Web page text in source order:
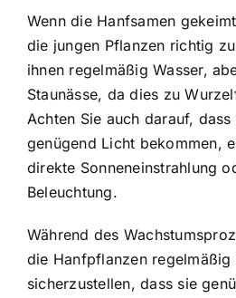
Wenn die Hanfsamen
die jungen Pflanzen richtig
ihnen regelmäßig Wasser,
Staunässe, da dies zu
Achten Sie auch darauf,
genügend Licht bekommen,
direkte Sonneneinstrahlung
Beleuchtung.
Während des
die Hanfpflanzen regelmäßig
sicherzustellen, dass sie